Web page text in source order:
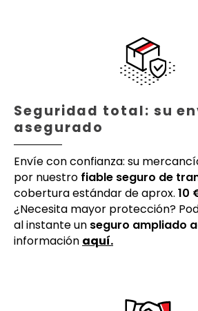
Seguridad total: su
asegurado
Envíe con confianza: su
por nuestro fiable seguro de
cobertura estándar de aprox. 10
¿Necesita mayor protección?
al instante un seguro ampliado
información aquí.